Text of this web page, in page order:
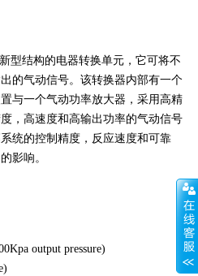
型结构的电器转换单元，它可将不
的气动信号。该转换器内部有一个
与一个气动功率放大器，采用高精
，高速度和高输出功率的气动信号
统的控制精度，反应速度和可靠
影响。
output pressure)